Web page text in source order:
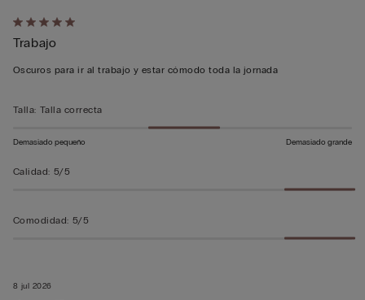
Calificación
de
5
5
8 jul 2026
Trabajo
Oscuros para ir al trabajo y estar cómodo toda la jornada
Talla: Talla correcta
Demasiado pequeño Demasiado grande
Calidad: 5/5
Comodidad: 5/5